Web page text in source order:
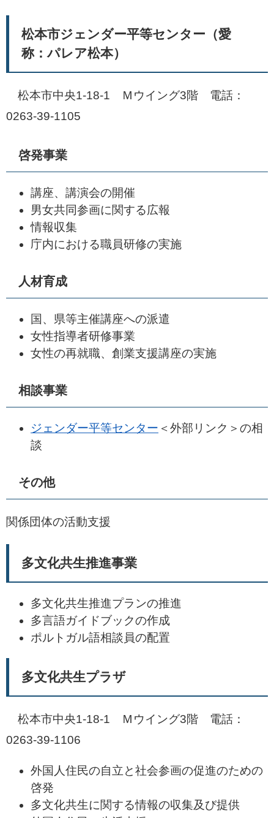
松本市ジェンダー平等センター（愛
称：パレア松本）
松本市中央1-18-1 Ｍウイング3階 電話：
0263-39-1105
啓発事業
講座、講演会の開催
男女共同参画に関する広報
情報収集
庁内における職員研修の実施
人材育成
国、県等主催講座への派遣
女性指導者研修事業
女性の再就職、創業支援講座の実施
相談事業
ジェンダー平等センター ＜外部リンク＞ の相
談
その他
関係団体の活動支援
多文化共生推進事業
多文化共生推進プランの推進
多言語ガイドブックの作成
ポルトガル語相談員の配置
多文化共生プラザ
松本市中央1-18-1 Ｍウイング3階 電話：
0263-39-1106
外国人住民の自立と社会参画の促進のための
啓発
多文化共生に関する情報の収集及び提供